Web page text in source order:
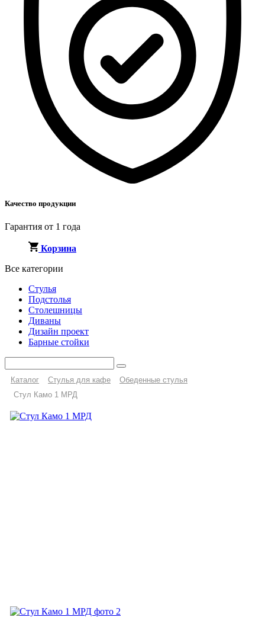
Качество продукции
Гарантия от 1 года
Корзина
Все категории
Стулья
Подстолья
Столешницы
Диваны
Дизайн проект
Барные стойки
Каталог Стулья для кафе
Обеденные стулья
Стул Камо 1 МРД